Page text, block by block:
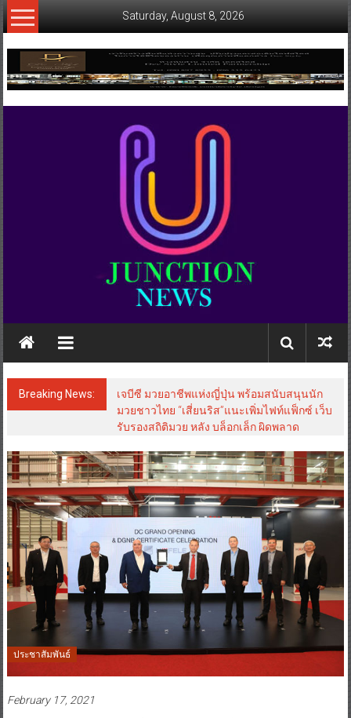
Skip
to
Saturday, August 8, 2026
www.ujunctionnews.com
เว็บ
ข่าว
Breaking News:
เจบีซี มวยอาชีพแห่งญี่ปุ่น พร้อมสนับสนุนนัก
มวยชาวไทย “เสี่ยนริส”แนะเพิ่มไฟท์แฟ็กซ์ เว็บ
รับรองสถิติมวย หลัง บล็อกเล็ก ผิดพลาด
ประชาสัมพันธ์
February 17, 2021